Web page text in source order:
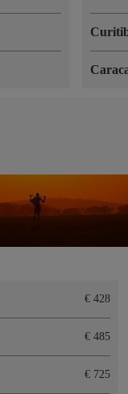
€ 428
€ 485
€ 725